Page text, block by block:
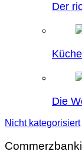
Der
Die
Nicht kategorisiert